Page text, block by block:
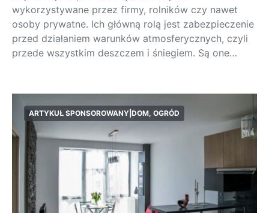
wykorzystywane przez firmy, rolników czy nawet
osoby prywatne. Ich główną rolą jest zabezpieczenie
przed działaniem warunków atmosferycznych, czyli
przede wszystkim deszczem i śniegiem. Są one…
ARTYKUŁ SPONSOROWANY|DOM, OGRÓD